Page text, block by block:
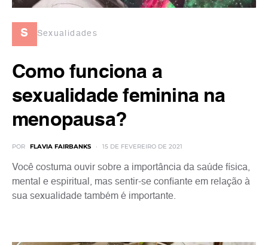
s Sexualidades
Como funciona a
sexualidade feminina na
menopausa?
POR FLAVIA FAIRBANKS 15 DE FEVEREIRO DE 2021
Você costuma ouvir sobre a importância da saúde física,
mental e espiritual, mas sentir-se confiante em relação à
sua sexualidade também é importante.